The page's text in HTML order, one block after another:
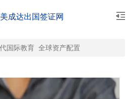
美成达出国签证网